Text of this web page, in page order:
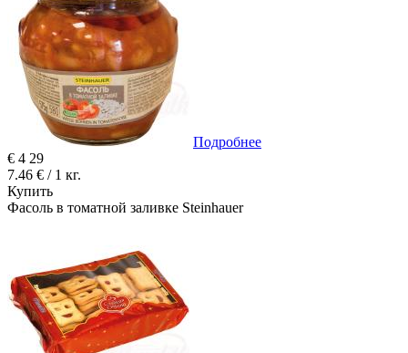
Подробнее
€ 4 29
7.46 € / 1 кг.
Купить
Фасоль в томатной заливке Steinhauer